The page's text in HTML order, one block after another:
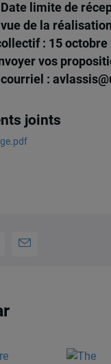
limite de
de la réalisation
: 15 octobre
vos
courriel :
joints